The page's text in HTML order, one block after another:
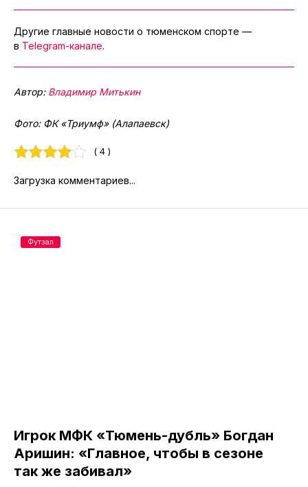
Другие главные новости о тюменском спорте —
в Telegram-канале.
Автор: Владимир Митькин
Фото: ФК «Триумф» (Алапаевск)
( 4 )
Загрузка комментариев...
Игрок МФК «Тюмень-дубль» Богдан
Аришин: «Главное, чтобы в сезоне
так же забивал»
Футзал